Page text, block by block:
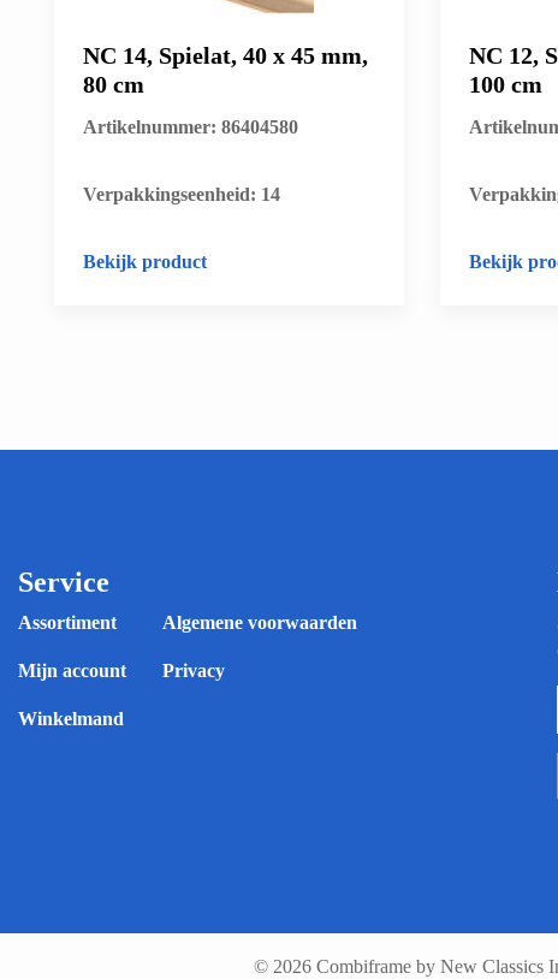
NC 14, Spielat, 40 x 45 mm,
80 cm
Artikelnummer: 86404580
​Verpakkingseenheid: 14
Bekijk product
NC 12,
100 cm
Bekijk
Service
Assortiment
Mijn account
Winkelmand
Algemene voorwaarden
Privacy
© 2026 Combiframe by New Classics